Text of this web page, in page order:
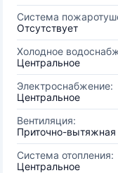
Система
Отсутствует
Холодное
Центральное
Электроснабжение:
Центральное
Вентиляция:
Приточно-вытяжная
Система отопления:
Центральное